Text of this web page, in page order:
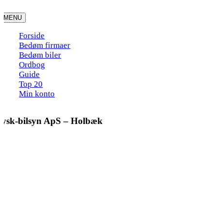
to
content
MENU
Forside
Bedøm firmaer
Bedøm biler
Ordbog
Guide
Top 20
Min konto
bilsyn ApS – Holbæk